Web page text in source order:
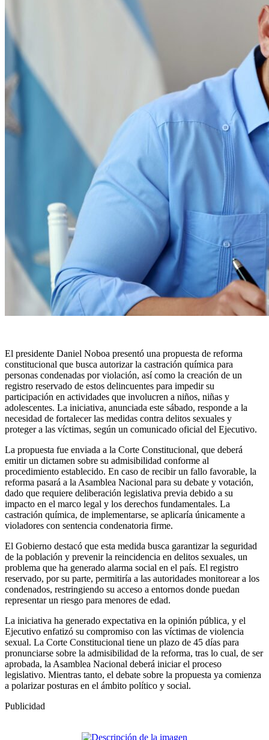
El presidente Daniel Noboa presentó una propuesta de reforma
constitucional que busca autorizar la castración química para
personas condenadas por violación, así como la creación de un
registro reservado de estos delincuentes para impedir su
participación en actividades que involucren a niños, niñas y
adolescentes. La iniciativa, anunciada este sábado, responde a la
necesidad de fortalecer las medidas contra delitos sexuales y
proteger a las víctimas, según un comunicado oficial del Ejecutivo.
La propuesta fue enviada a la Corte Constitucional, que deberá
emitir un dictamen sobre su admisibilidad conforme al
procedimiento establecido. En caso de recibir un fallo favorable, la
reforma pasará a la Asamblea Nacional para su debate y votación,
dado que requiere deliberación legislativa previa debido a su
impacto en el marco legal y los derechos fundamentales. La
castración química, de implementarse, se aplicaría únicamente a
violadores con sentencia condenatoria firme.
El Gobierno destacó que esta medida busca garantizar la seguridad
de la población y prevenir la reincidencia en delitos sexuales, un
problema que ha generado alarma social en el país. El registro
reservado, por su parte, permitiría a las autoridades monitorear a los
condenados, restringiendo su acceso a entornos donde puedan
representar un riesgo para menores de edad.
La iniciativa ha generado expectativa en la opinión pública, y el
Ejecutivo enfatizó su compromiso con las víctimas de violencia
sexual. La Corte Constitucional tiene un plazo de 45 días para
pronunciarse sobre la admisibilidad de la reforma, tras lo cual, de ser
aprobada, la Asamblea Nacional deberá iniciar el proceso
legislativo. Mientras tanto, el debate sobre la propuesta ya comienza
a polarizar posturas en el ámbito político y social.
Publicidad